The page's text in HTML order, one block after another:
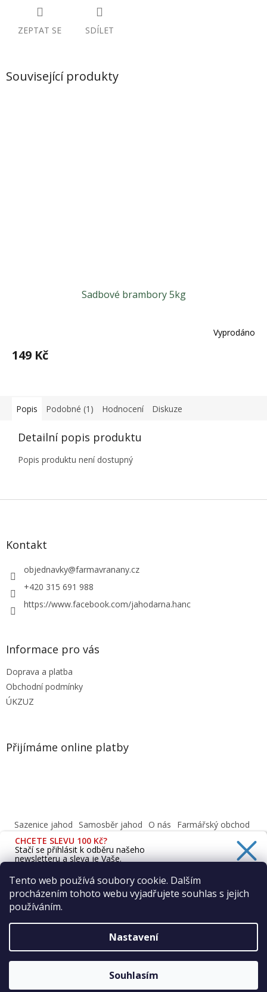
Tento web používá soubory cookie. Dalším
procházením tohoto webu vyjadřujete souhlas s jejich
používáním.
Nastavení
Souhlasím
ZEPTAT SE SDÍLET
Související produkty
Sadbové brambory 5kg
Vyprodáno
149 Kč
Popis Podobné (1) Hodnocení Diskuze
Detailní popis produktu
Popis produktu není dostupný
Z
Kontakt
objednavky@farmavranany.cz
+420 315 691 988
https://www.facebook.com/jahodarna.hanc
Informace pro vás
Doprava a platba
Obchodní podmínky
ÚKZUZ
Přijímáme online platby
Sazenice jahod Samosběr jahod O nás
Farmářský obchod
Obchodní podmínky
Informace o ochraně osobních údajů dle GDPR
Cafenavysluni.cz - Objednat a vyzvednout
vyhrazena.
CHCETE SLEVU 100 Kč?
Stačí se přihlásit k odběru našeho
newsletteru a sleva je Vaše.
Ano, chci se přihlásit
Zásady zpracování osobních údajů